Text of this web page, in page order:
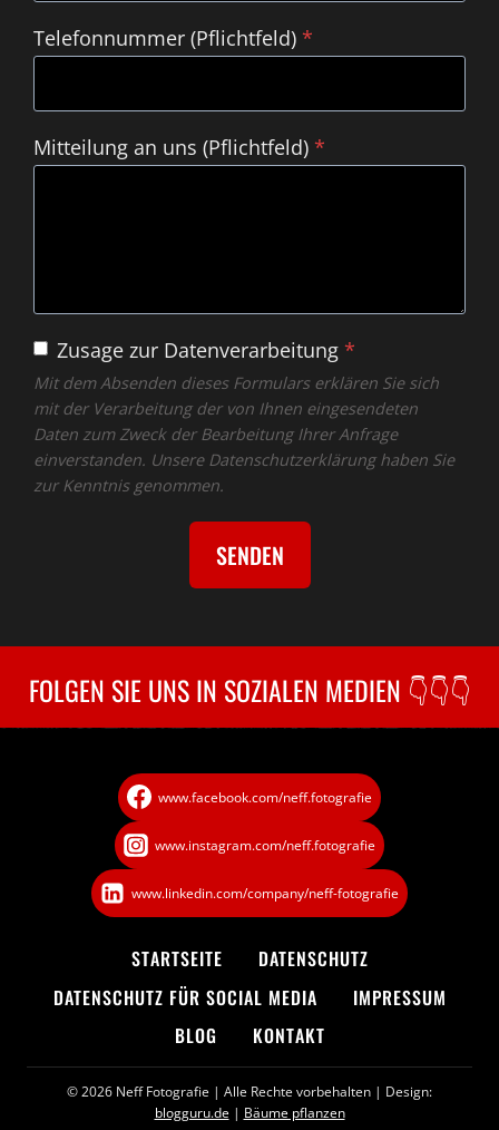
Telefonnummer (Pflichtfeld) *
Mitteilung an uns (Pflichtfeld) *
Zusage zur Datenverarbeitung *
Mit dem Absenden dieses Formulars erklären Sie sich
mit der Verarbeitung der von Ihnen eingesendeten
Daten zum Zweck der Bearbeitung Ihrer Anfrage
einverstanden. Unsere Datenschutzerklärung haben Sie
zur Kenntnis genommen.
SENDEN
FOLGEN SIE UNS IN SOZIALEN MEDIEN 👇👇👇
www.facebook.com/neff.fotografie
www.instagram.com/neff.fotografie
www.linkedin.com/company/neff-fotografie
STARTSEITE
DATENSCHUTZ­
DATENSCHUTZ FÜR SOCIAL MEDIA
IMPRESSUM
BLOG
KONTAKT
© 2026 Neff Fotografie | Alle Rechte vorbehalten | Design:
blogguru.de| Bäume pflanzen